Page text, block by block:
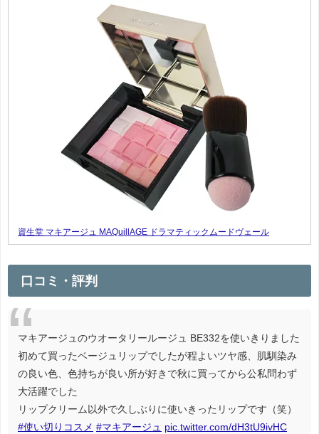
資生堂 マキアージュ MAQuillAGE ドラマティックムードヴェール
口コミ・評判
マキアージュのウオータリールージュ BE332を使いきりました
初めて買ったベージュリップでしたが程よいツヤ感、肌馴染み
の良い色、色持ちが良い所が好きで秋に買ってから公私問わず
大活躍でした
リップクリーム以外で久しぶりに使いきったリップです（笑）
#使い切りコスメ #マキアージュ pic.twitter.com/dH3tU9ivHC